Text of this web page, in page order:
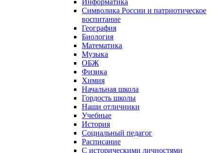
Информатика
Символика России и патриотическое
воспитание
География
Биология
Математика
Музыка
ОБЖ
Физика
Химия
Начальная школа
Гордость школы
Наши отличники
Учебные
История
Социальный педагог
Расписание
С историческими личностями